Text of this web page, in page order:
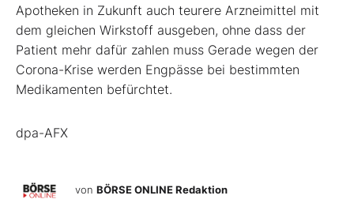
Apotheken in Zukunft auch teurere Arzneimittel mit
dem gleichen Wirkstoff ausgeben, ohne dass der
Patient mehr dafür zahlen muss Gerade wegen der
Corona-Krise werden Engpässe bei bestimmten
Medikamenten befürchtet.
dpa-AFX
von BÖRSE ONLINE Redaktion